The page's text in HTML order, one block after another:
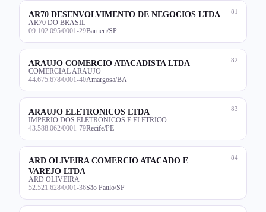
81
AR70 DESENVOLVIMENTO DE NEGOCIOS LTDA
AR70 DO BRASIL
09.102.095/0001-29Barueri/SP
82
ARAUJO COMERCIO ATACADISTA LTDA
COMERCIAL ARAUJO
44.675.678/0001-40Amargosa/BA
83
ARAUJO ELETRONICOS LTDA
IMPERIO DOS ELETRONICOS E ELETRICO
43.588.062/0001-79Recife/PE
84
ARD OLIVEIRA COMERCIO ATACADO E
VAREJO LTDA
ARD OLIVEIRA
52.521.628/0001-36São Paulo/SP